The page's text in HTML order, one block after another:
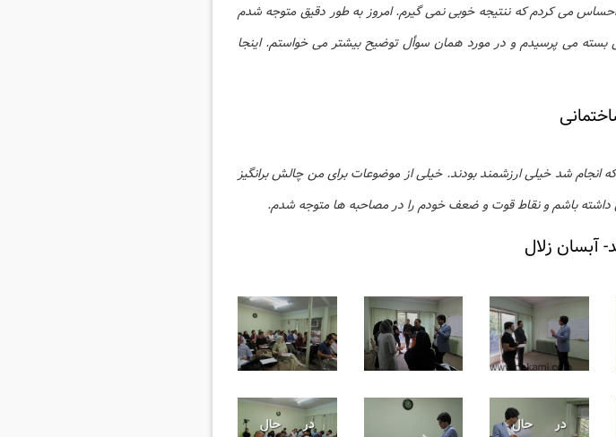
می کردم که ننتیجه خوبی نمی گیرم. امروز به طور دقیق متوجه شدم
می پرسیدم و در مورد همان سوأل توضیح بیشتر می خواستم. اینجا
انجام شد خیلی ارزشمند بودند. خیلی از موضوعات برای من چالش برانگیز
داشته باشم و نقاط قوت و ضعف خودم را در مصاحبه ها متوجه شدم.
آبسان زلال
در حال
در حال